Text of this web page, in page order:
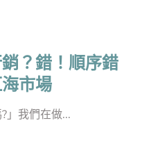
？錯！順序錯
市場
」我們在做...